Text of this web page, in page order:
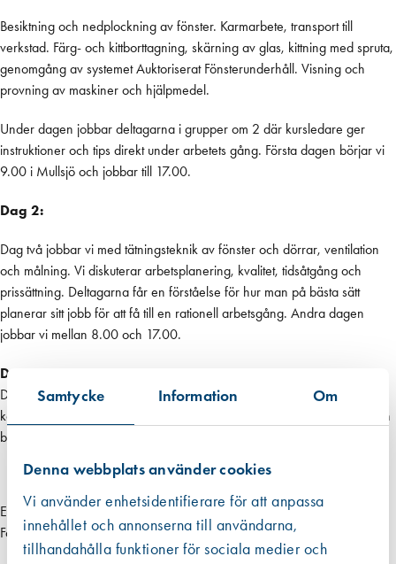
Samtycke Information Om
Denna webbplats använder cookies
Vi använder enhetsidentifierare för att anpassa
innehållet och annonserna till användarna,
tillhandahålla funktioner för sociala medier och
Besiktning och nedplockning av fönster. Karmarbete, transport till
verkstad. Färg- och kittborttagning, skärning av glas, kittning med spruta,
genomgång av systemet Auktoriserat Fönsterunderhåll. Visning och
provning av maskiner och hjälpmedel.
Under dagen jobbar deltagarna i grupper om 2 där kursledare ger
instruktioner och tips direkt under arbetets gång. Första dagen börjar vi
9.00 i Mullsjö och jobbar till 17.00.
Dag 2:
Dag två jobbar vi med tätningsteknik av fönster och dörrar, ventilation
och målning. Vi diskuterar arbetsplanering, kvalitet, tidsåtgång och
prissättning. Deltagarna får en förståelse för hur man på bästa sätt
planerar sitt jobb för att få till en rationell arbetsgång. Andra dagen
jobbar vi mellan 8.00 och 17.00.
Dag 3:
Dag 3 slutför vi de praktiska momenten och vi tittar på ombyggnad av
kopplade tvåglasfönster till energieffektiva isolerglasfönster. Sista dagen
blir en kortare dag, vi börjar 8.00 och avslutar klockan 13.00.
Efter genomförd kurs har du möjlighet att söka inträde i Auktoriserat
Fönsterunderhåll.